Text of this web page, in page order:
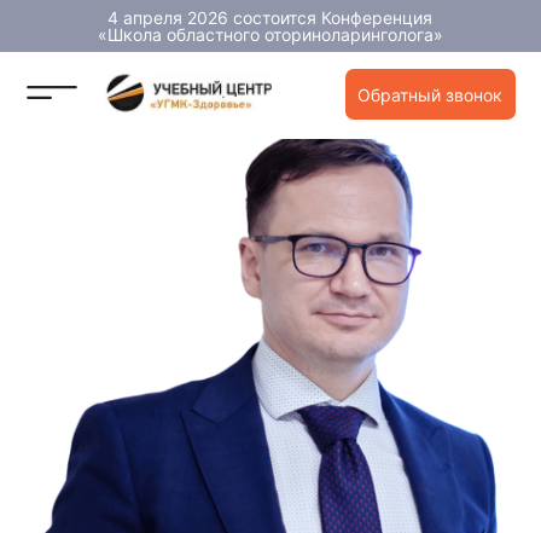
Обратный звонок
4 апреля 2026 состоится Конференция
«Школа областного оториноларинголога»